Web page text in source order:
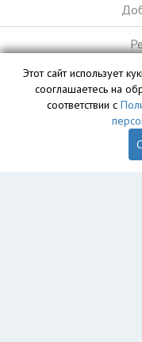
База данных сайта
собственностью
Этот сайт использует
сооглашаетесь на
соответствии с